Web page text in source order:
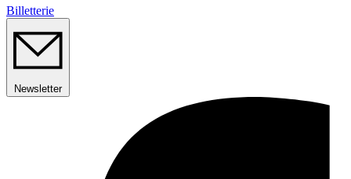
Billetterie
Newsletter